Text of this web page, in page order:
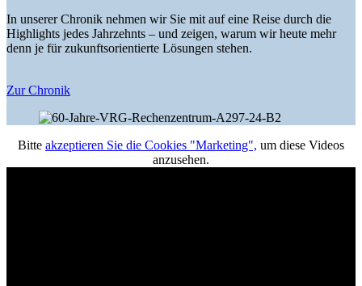
In unserer Chronik nehmen wir Sie mit auf eine Reise durch die
Highlights jedes Jahrzehnts – und zeigen, warum wir heute mehr
denn je für zukunftsorientierte Lösungen stehen.
Zur Chronik
Bitte akzeptieren Sie die Cookies "Marketing", um diese Videos
anzusehen.